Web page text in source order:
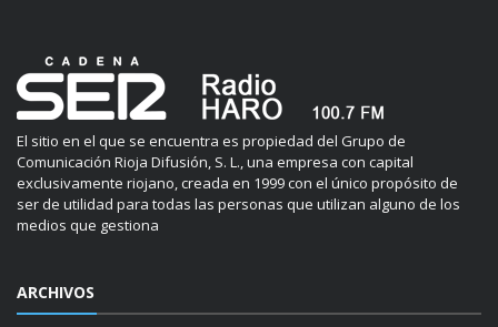
El sitio en el que se encuentra es propiedad del Grupo de
Comunicación Rioja Difusión, S. L., una empresa con capital
exclusivamente riojano, creada en 1999 con el único propósito de
ser de utilidad para todas las personas que utilizan alguno de los
medios que gestiona
ARCHIVOS